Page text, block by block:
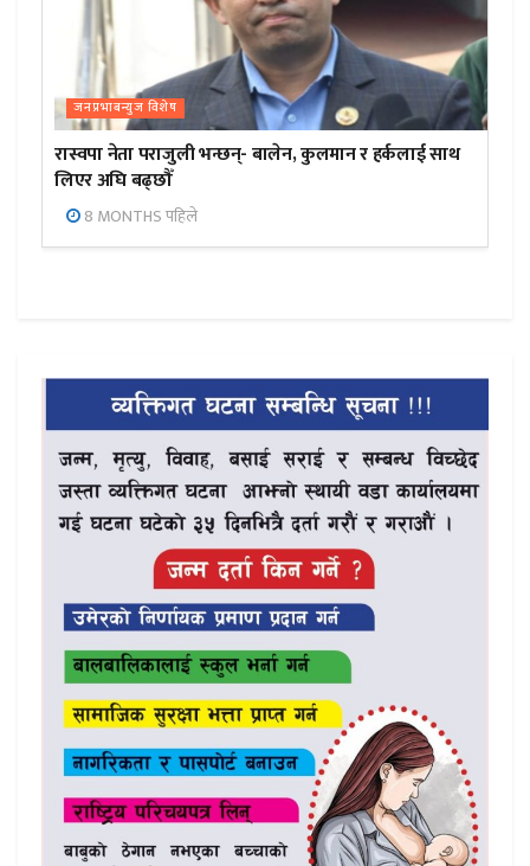
जनप्रभाबन्युज विशेष
रास्वपा नेता पराजुली भन्छन्- बालेन, कुलमान र हर्कलाई साथ
लिएर अघि बढ्छौँ
8 MONTHS पहिले